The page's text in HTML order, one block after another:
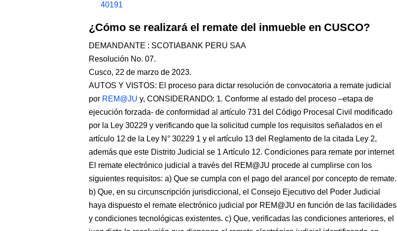
40191
¿Cómo se realizará el remate del inmueble en CUSCO?
DEMANDANTE : SCOTIABANK PERU SAA
Resolución No. 07.
Cusco, 22 de marzo de 2023.
AUTOS Y VISTOS: El proceso para dictar resolución de convocatoria a remate judicial
por REM@JU y, CONSIDERANDO: 1. Conforme al estado del proceso –etapa de
ejecución forzada- de conformidad al artículo 731 del Código Procesal Civil modificado
por la Ley 30229 y verificando que la solicitud cumple los requisitos señalados en el
artículo 12 de la Ley N° 30229 1 y el artículo 13 del Reglamento de la citada Ley 2,
además que este Distrito Judicial se 1 Artículo 12. Condiciones para remate por internet
El remate electrónico judicial a través del REM@JU procede al cumplirse con los
siguientes requisitos: a) Que se cumpla con el pago del arancel por concepto de remate.
b) Que, en su circunscripción jurisdiccional, el Consejo Ejecutivo del Poder Judicial
haya dispuesto el remate electrónico judicial por REM@JU en función de las facilidades
y condiciones tecnológicas existentes. c) Que, verificadas las condiciones anteriores, el